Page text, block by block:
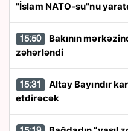
"İslam NATO-su"nu
15:50
zəhərləndi
15:31
etdirəcək